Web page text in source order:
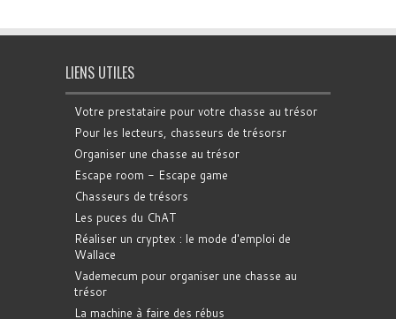
LIENS UTILES
Votre prestataire pour votre chasse au trésor
Pour les lecteurs, chasseurs de trésorsr
Organiser une chasse au trésor
Escape room - Escape game
Chasseurs de trésors
Les puces du ChAT
Réaliser un cryptex : le mode d'emploi de
Wallace
Vademecum pour organiser une chasse au
trésor
La machine à faire des rébus